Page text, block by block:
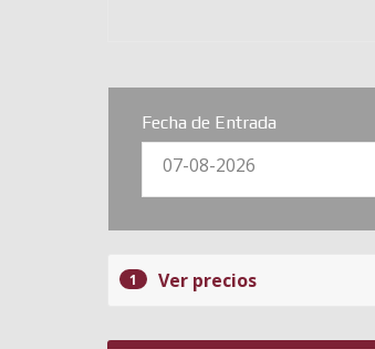
Fecha de Entrada
07-08-2026
1 Ver precios